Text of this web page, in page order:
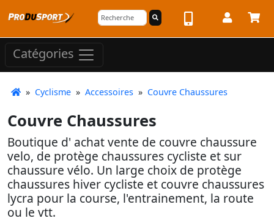
Catégories
» Cyclisme » Accessoires » Couvre Chaussures
Couvre Chaussures
Boutique d' achat vente de couvre chaussure
velo, de protège chaussures cycliste et sur
chaussure vélo. Un large choix de protège
chaussures hiver cycliste et couvre chaussures
lycra pour la course, l'entrainement, la route
ou le vtt.